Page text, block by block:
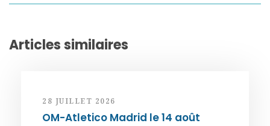
Articles similaires
28 JUILLET 2026
OM-Atletico Madrid le 14 août